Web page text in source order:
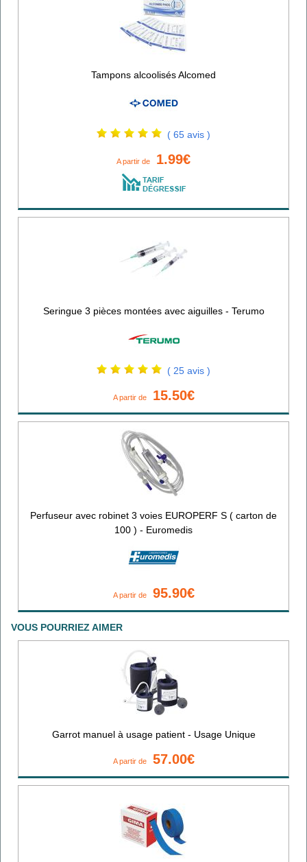
Tampons alcoolisés Alcomed
( 65 avis )
A partir de 1.99€
Seringue 3 pièces montées avec aiguilles - Terumo
( 25 avis )
A partir de 15.50€
Perfuseur avec robinet 3 voies EUROPERF S ( carton de
100 ) - Euromedis
A partir de 95.90€
VOUS POURRIEZ AIMER
Garrot manuel à usage patient - Usage Unique
A partir de 57.00€